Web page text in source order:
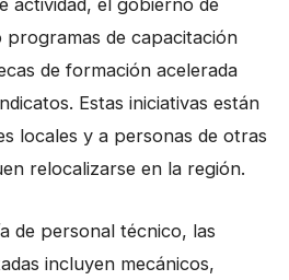
actividad, el gobierno de
programas de capacitación
de formación acelerada
Estas iniciativas están
locales y a personas de otras
relocalizarse en la región.
de personal técnico, las
incluyen mecánicos,